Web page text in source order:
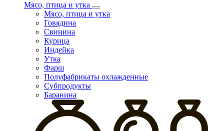
Мясо, птица и утка
Мясо, птица и утка
Говядина
Свинина
Курица
Индейка
Утка
Фарш
Полуфабрикаты охлажденные
Субпродукты
Баранина